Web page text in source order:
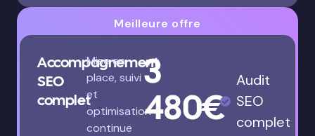
Meilleure offre
Accompagnement
SEO
complet
Mise en
place, suivi
et
optimisation
continue
3
480€
Audit
SEO
complet